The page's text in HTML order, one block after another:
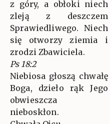
z góry, a obłoki niech
zleją z deszczem
Sprawiedliwego. Niech
się otworzy ziemia i
zrodzi Zbawiciela.
Ps 18:2
Niebiosa głoszą chwałę
Boga, dzieło rąk Jego
obwieszcza
nieboskłon.